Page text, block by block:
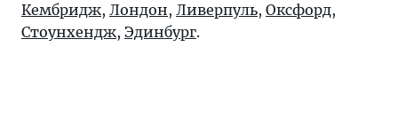
Кембридж, Лондон, Ливерпуль, Оксфорд,
Стоунхендж, Эдинбург.